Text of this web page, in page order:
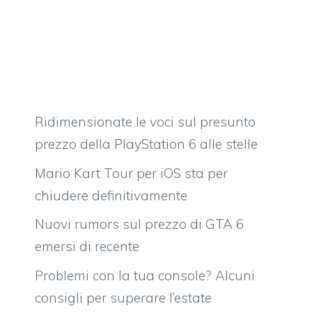
Ridimensionate le voci sul presunto
prezzo della PlayStation 6 alle stelle
Mario Kart Tour per iOS sta per
chiudere definitivamente
Nuovi rumors sul prezzo di GTA 6
emersi di recente
Problemi con la tua console? Alcuni
consigli per superare l’estate